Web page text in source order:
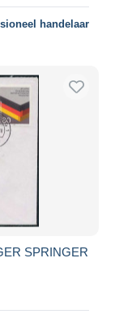
handelaar
SPRINGER